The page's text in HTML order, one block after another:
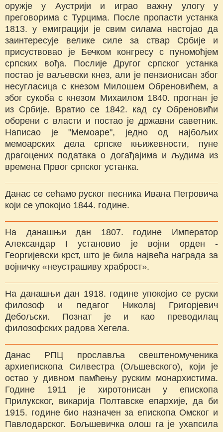
оружје у Аустрији и играо важну улогу у
преговорима с Турцима. После пропасти устанка
1813. у емиграцији је свим силама настојао да
заинтересује велике силе за ствар Србије и
присуствовао је Бечком конгресу с пуномоћјем
српских вођа. Послије Другог српског устанка
постао је ваљевски кнез, али је пензионисан због
несугласица с кнезом Милошем Обреновићем, а
због сукоба с кнезом Михаилом 1840. прогнан је
из Србије. Вратио се 1842. кад су Обреновићи
оборени с власти и постао је државни саветник.
Написао је "Мемоаре", једно од најбољих
мемоарских дела српске књижевности, пуне
драгоцених података о догађајима и људима из
времена Првог српског устанка.
Данас се сећамо руског песника Ивана Петровича
који се упокојио 1844. године.
На данашњи дан 1807. године Император
Александар I установио је војни орден -
Георгијевски крст, што је била највећа награда за
војничку «неустрашиву храброст».
На данашњи дан 1918. године упокојио се руски
филозоф и педагог Николај Григорјевич
Дебољски. Познат је и као преводилац
филозофских радова Хегела.
Данас РПЦ прославља свештеномученика
архиепископа Силвестра (Ољшевского), који је
остао у дивном памћењу руским монархистима.
Године 1911 је хиротонисан у епископа
Прилукског, викарија Полтавске епархије, да би
1915. године био назначен за епископа Омског и
Павлодарског. Бољшевичка олош га је ухапсила